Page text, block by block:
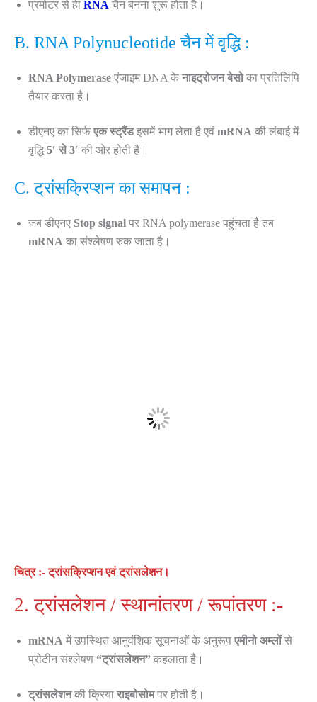
प्रमोटर से ही RNA चैन बनना शुरू होता है।
B. RNA Polynucleotide चैन में वृद्धि :
RNA Polymerase एंजाइम DNA के नाइट्रोजन बेसोका प्रतिलिपि
तैयार करता है।
डीएनए का सिर्फ एक स्ट्रैंडइसमें भाग लेता है एवं mRNA की लंबाई में
वृद्धि 5′ से 3′ की ओर होती है।
C. ट्रांसक्रिप्शन का समापन :
जब डीएनए Stop signal पर RNA polymerase पहुंचता है तब
mRNA का संश्लेषण रुक जाता है।
चित्र :- ट्रांसक्रिप्शन एवंट्रांसलेशन।
2. ट्रांसलेशन / स्थानांतरण / रूपांतरण :-
mRNA में उपस्थित आनुवंशिक सूचनाओं के अनुरूप एमीनो अम्लोंसे
प्रोटीन संश्लेषण “ट्रांसलेशन” कहलाता है।
ट्रांसलेशनकी क्रिया राइबोसोमपर होती है।